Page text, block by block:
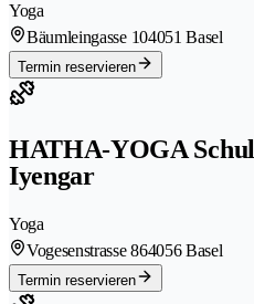
Yoga
Bäumleingasse 104051 Basel
Termin reservieren
HATHA-YOGA
Iyengar
Yoga
Vogesenstrasse 864056 Basel
Termin reservieren